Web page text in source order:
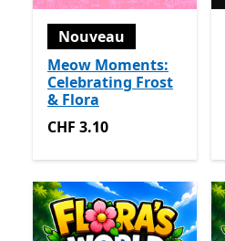
Nouveau
Meow Moments:
Celebrating Frost
& Flora
CHF 3.10
CHF 3.10